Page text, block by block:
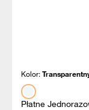
Kolor:
Płatne